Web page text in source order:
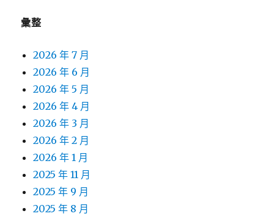
彙整
2026 年 7 月
2026 年 6 月
2026 年 5 月
2026 年 4 月
2026 年 3 月
2026 年 2 月
2026 年 1 月
2025 年 11 月
2025 年 9 月
2025 年 8 月